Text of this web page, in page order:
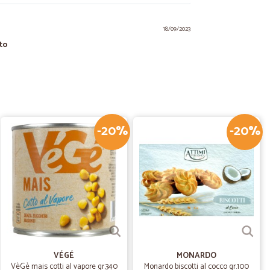
18/09/2023
distribuzone di Bologna alle 11 del mattino,
questa si chiama perfezione!
14/07/2020
and the first shipment was a day late than planned.
everything was great. Everything I ordered came in
-20%
VÉGÉ
VèGè mais cotti al vapore gr.340
-20%
MONARDO
Monardo biscotti al cocco gr.100